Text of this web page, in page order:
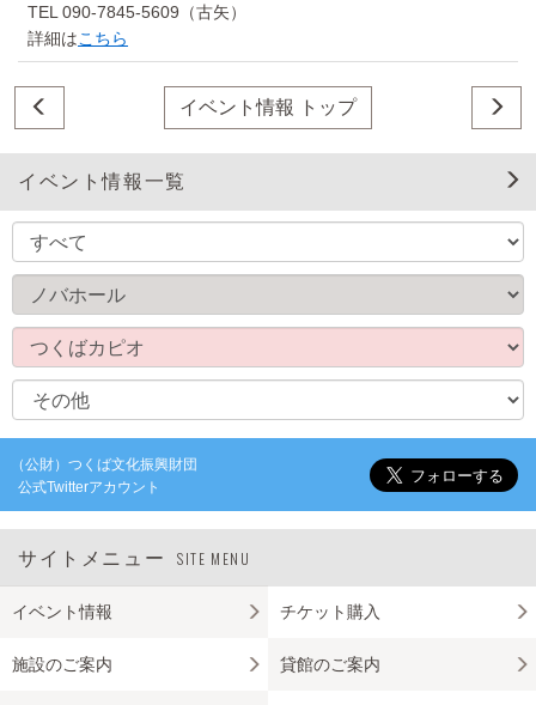
TEL 090-7845-5609（古矢）
詳細はこちら
イベント情報 トップ
イベント情報一覧
（公財）つくば文化振興財団
公式Twitterアカウント
サイトメニュー SITE MENU
イベント情報 チケット購入
施設のご案内 貸館のご案内